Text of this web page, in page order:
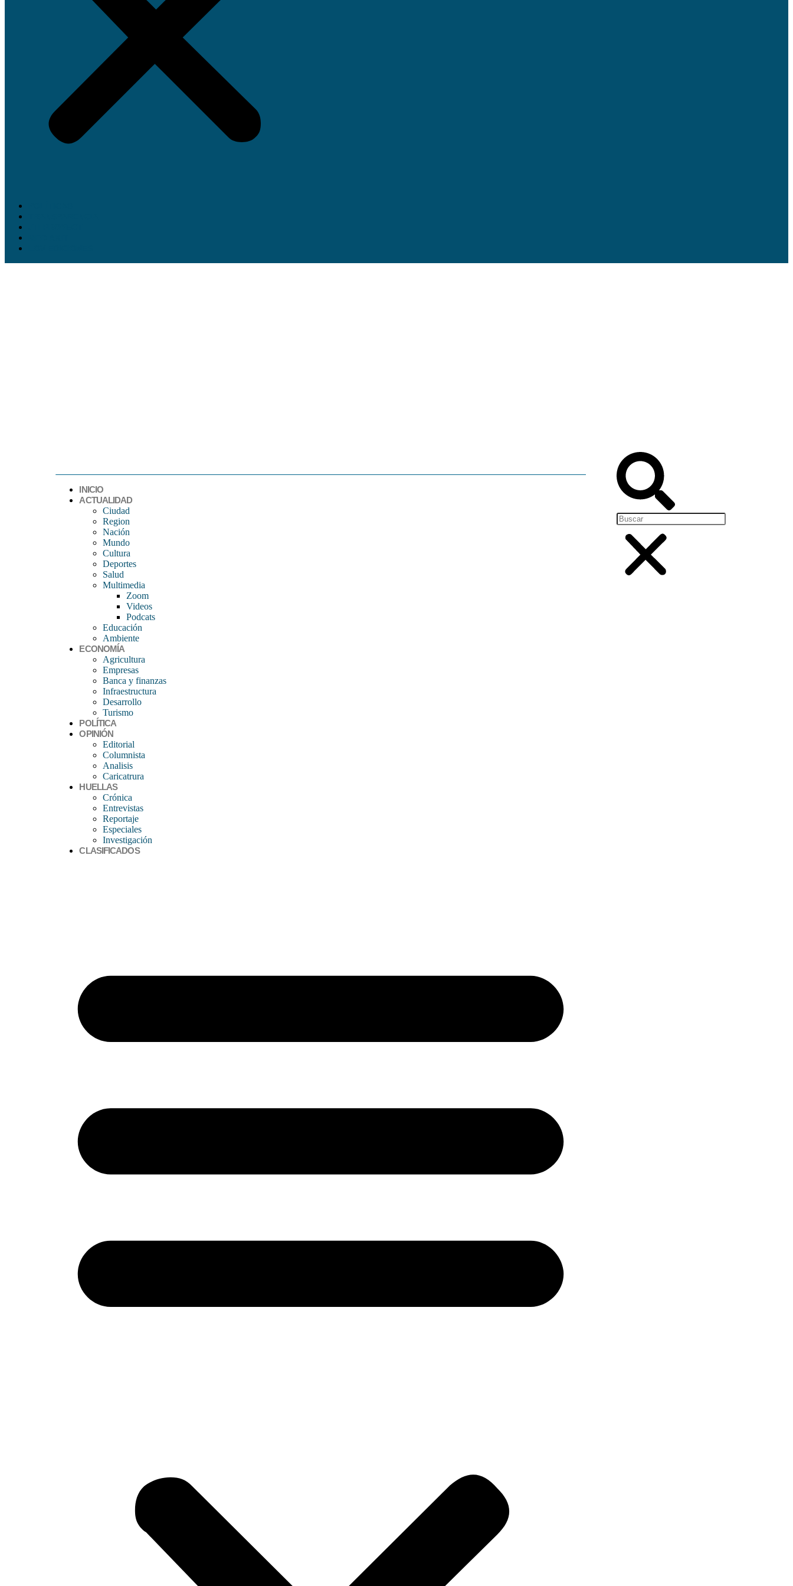
INICIO
ACTUALIDAD
Ciudad
Region
Nación
Mundo
Cultura
Deportes
Salud
Multimedia
Zoom
Videos
Podcats
Educación
Ambiente
ECONOMÍA
Agricultura
Empresas
Banca y finanzas
Infraestructura
Desarrollo
Turismo
POLÍTICA
OPINIÓN
Editorial
Columnista
Analisis
Caricatrura
HUELLAS
Crónica
Entrevistas
Reportaje
Especiales
Investigación
CLASIFICADOS